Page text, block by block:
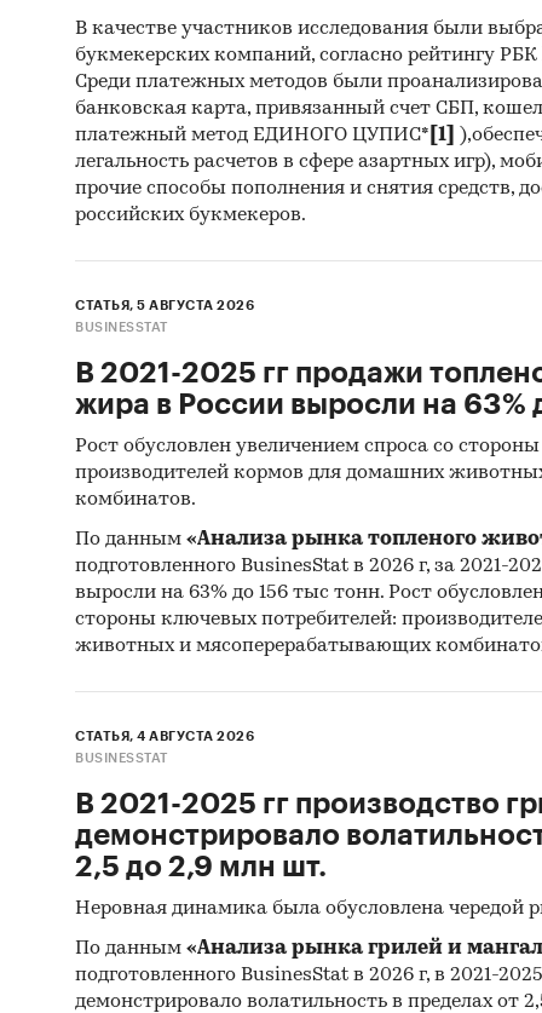
Цены
В качестве участников исследования были
букмекерских компаний, согласно рейтингу
Среди платежных методов были
банковская карта, привязанный счет СБП,
платежный метод ЕДИНОГО ЦУПИС* [1]
легальность расчетов в сфере азартных игр),
прочие способы пополнения и снятия средств,
российских букмекеров.
СТАТЬЯ, 5 АВГУСТА 2026
BUSINESSTAT
В 2021-2025 гг продажи
жира в России выросли на 63%
Рост обусловлен увеличением спроса со
производителей кормов для домашних
комбинатов.
По данным «Анализа рынка топленого
подготовленного BusinesStat в 2026 г, за 2021-
выросли на 63% до 156 тыс тонн. Рост
стороны ключевых потребителей:
животных и мясоперерабатывающих
СТАТЬЯ, 4 АВГУСТА 2026
BUSINESSTAT
В 2021-2025 гг производство
демонстрировало
2,5 до 2,9 млн шт.
Неровная динамика была обусловлена чередой
По данным «Анализа рынка грилей и
подготовленного BusinesStat в 2026 г, в 2021-
демонстрировало волатильность в пределах от